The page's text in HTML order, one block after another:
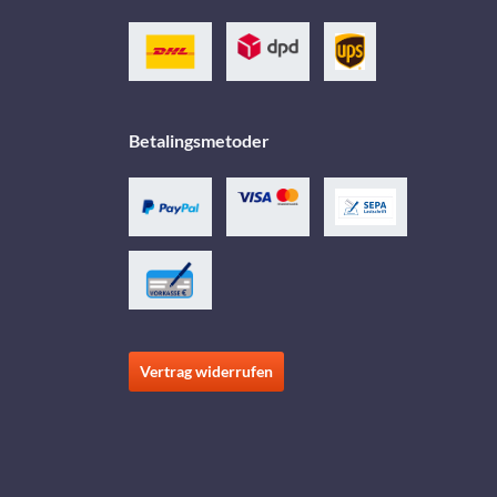
Betalingsmetoder
Vertrag widerrufen